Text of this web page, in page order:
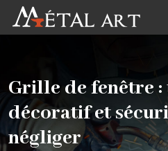
Grille de fenêtre :
décoratif et
négliger